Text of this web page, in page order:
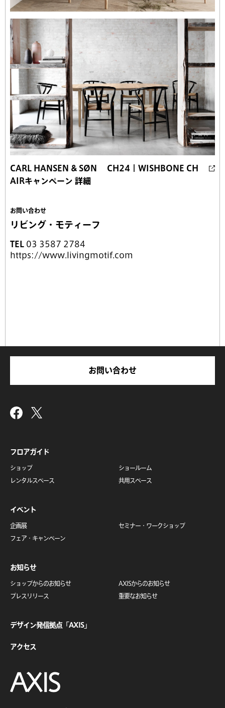
CARL HANSEN & SØN CH24｜WISHBONE CH
AIRキャンペーン 詳細
お問い合わせ
リビング・モティーフ
TEL 03 3587 2784
https://www.livingmotif.com
お問い合わせ
フロアガイド
ショップ ショールーム
レンタルスペース 共用スペース
イベント
企画展 セミナー・ ワークショップ
フェア・キャンペーン
お知らせ
ショップからのお知らせ AXISからのお知らせ
プレスリリース 重要なお知らせ
デザイン発信拠点「AXIS」
アクセス